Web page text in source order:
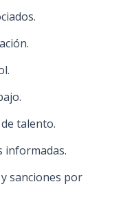
talento.
informadas.
sanciones por